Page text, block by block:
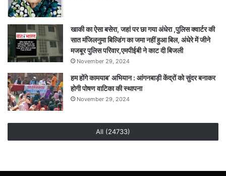
खाकी का ऐसा बसेरा, जहां पर छा गया अंधेरा ,पुलिस क्वार्टर की
सात मंजिलनुमा बिल्डिंग का जमा नहीं हुआ बिल, अंधेरे में जीने
मजबूर पुलिस परिवार,एमपीईबी ने काट दी बिजली
November 29, 2024
हम होंगे कामयाब’ अभियान : आंगनबाड़ी केंद्रों को सुंदर बनाकर
होगी पोषण वाटिका की स्थापना
November 29, 2024
All (24733)